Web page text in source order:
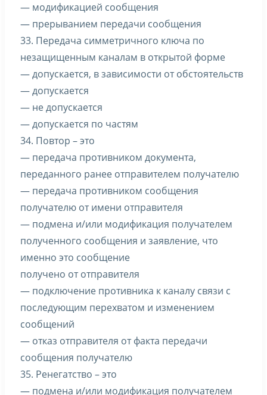
— модификацией сообщения
— прерыванием передачи сообщения
33. Передача симметричного ключа по
незащищенным каналам в открытой форме
— допускается, в зависимости от обстоятельств
— допускается
— не допускается
— допускается по частям
34. Повтор – это
— передача противником документа,
переданного ранее отправителем получателю
— передача противником сообщения
получателю от имени отправителя
— подмена и/или модификация получателем
полученного сообщения и заявление, что
именно это сообщение
получено от отправителя
— подключение противника к каналу связи с
последующим перехватом и изменением
сообщений
— отказ отправителя от факта передачи
сообщения получателю
35. Ренегатство – это
— подмена и/или модификация получателем